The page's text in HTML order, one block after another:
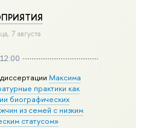
7 августа
12:00
Максима
практики как
биографических
из семей с низким
статусом»